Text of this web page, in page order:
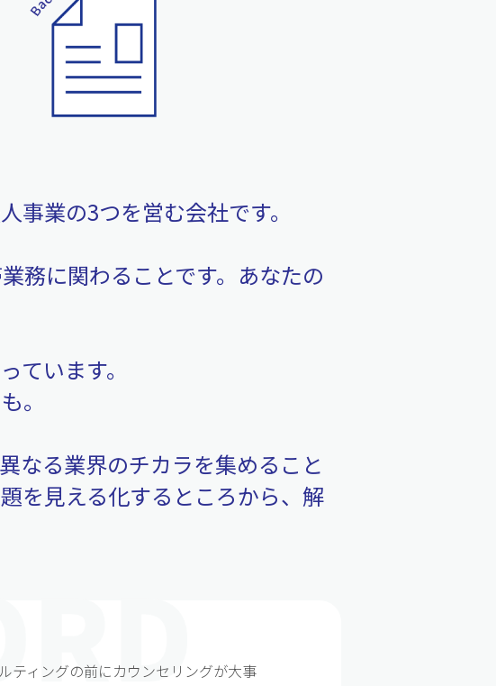
業の3つを営む会社です。
務に関わることです。あなたの
ています。
。
なる業界のチカラを集めること
を見える化するところから、解
ティングの前にカウンセリングが大事